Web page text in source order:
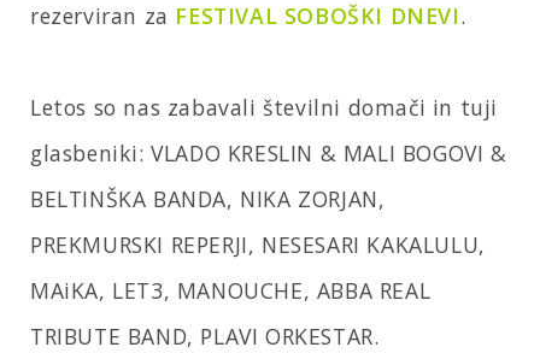
rezerviran za FESTIVAL SOBOŠKI DNEVI.
Letos so nas zabavali številni domači in tuji
glasbeniki: VLADO KRESLIN & MALI BOGOVI &
BELTINŠKA BANDA, NIKA ZORJAN,
PREKMURSKI REPERJI, NESESARI KAKALULU,
MAiKA, LET3, MANOUCHE, ABBA REAL
TRIBUTE BAND, PLAVI ORKESTAR.